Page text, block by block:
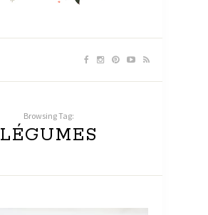
Browsing Tag:
LÉGUMES